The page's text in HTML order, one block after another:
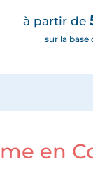
à partir de
sur la
en